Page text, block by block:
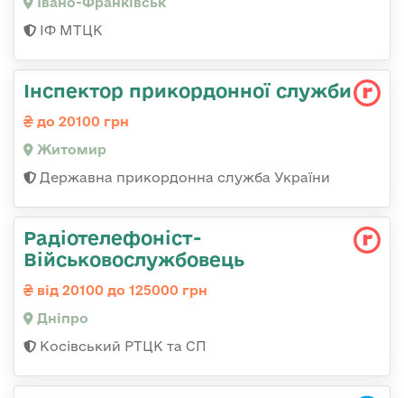
ІФ МТЦК
Інспектор прикордонної служби
до 20100 грн
Житомир
Державна прикордонна служба України
Радіотелефоніст-
Військовослужбовець
від 20100 до 125000 грн
Дніпро
Косівський РТЦК та СП